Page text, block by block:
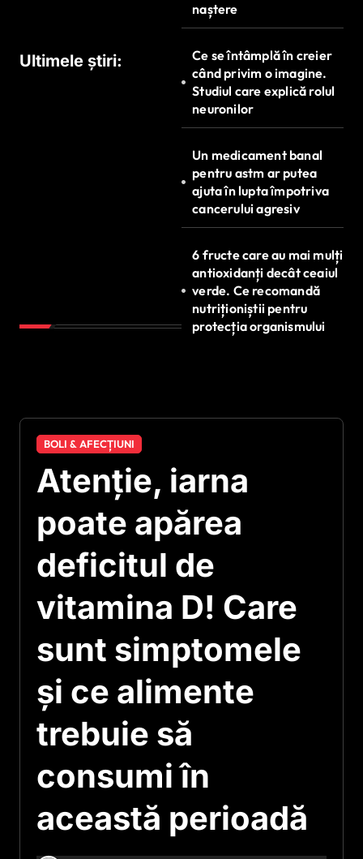
Ultimele știri:
naștere
Ce se întâmplă în creier
când privim o imagine.
Studiul care explică rolul
neuronilor
Un medicament banal
pentru astm ar putea
ajuta în lupta împotriva
cancerului agresiv
6 fructe care au mai mulți
antioxidanți decât ceaiul
verde. Ce recomandă
nutriționiștii pentru
protecția organismului
BOLI & AFECȚIUNI
Atenție, iarna
poate apărea
deficitul de
vitamina D! Care
sunt simptomele
și ce alimente
trebuie să
consumi în
această perioadă